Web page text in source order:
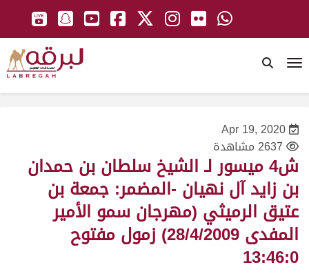
Apr 19, 2020
2637 مشاهدة
ش4 ميسور لـ الشيخ سلطان بن حمدان
بن زايد آل نهيان -المضمر: جمعة بن
عتيق الرميثي (مهرجان سمو الأمير
المفدى 28/4/2009) زمول مفتوح
13:46:0